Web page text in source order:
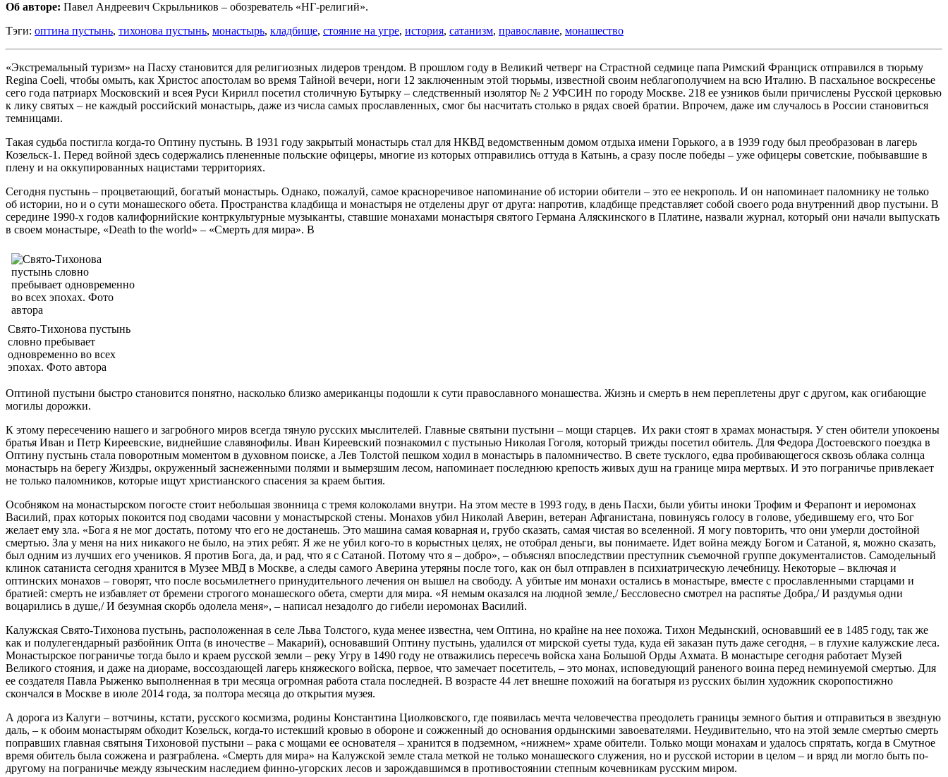
Об авторе: Павел Андреевич Скрыльников – обозреватель «НГ-религий».
Тэги: оптина пустынь, тихонова пустынь, монастырь, кладбище, стояние на угре, история, сатанизм, православие, монашество
«Экстремальный туризм» на Пасху становится для религиозных лидеров трендом. В прошлом году в Великий четверг на Страстной седмице папа Римский Франциск отправился в тюрьму
Regina Coeli, чтобы омыть, как Христос апостолам во время Тайной вечери, ноги 12 заключенным этой тюрьмы, известной своим неблагополучием на всю Италию. В пасхальное воскресенье
сего года патриарх Московский и всея Руси Кирилл посетил столичную Бутырку – следственный изолятор № 2 УФСИН по городу Москве. 218 ее узников были причислены Русской церковью
к лику святых – не каждый российский монастырь, даже из числа самых прославленных, смог бы насчитать столько в рядах своей братии. Впрочем, даже им случалось в России становиться
темницами.
Такая судьба постигла когда-то Оптину пустынь. В 1931 году закрытый монастырь стал для НКВД ведомственным домом отдыха имени Горького, а в 1939 году был преобразован в лагерь
Козельск-1. Перед войной здесь содержались плененные польские офицеры, многие из которых отправились оттуда в Катынь, а сразу после победы – уже офицеры советские, побывавшие в
плену и на оккупированных нацистами территориях.
Сегодня пустынь – процветающий, богатый монастырь. Однако, пожалуй, самое красноречивое напоминание об истории обители – это ее некрополь. И он напоминает паломнику не только
об истории, но и о сути монашеского обета. Пространства кладбища и монастыря не отделены друг от друга: напротив, кладбище представляет собой своего рода внутренний двор пустыни. В
середине 1990-х годов калифорнийские контркультурные музыканты, ставшие монахами монастыря святого Германа Аляскинского в Платине, назвали журнал, который они начали выпускать
в своем монастыре, «Death to the world» – «Смерть для мира». В
Свято-Тихонова пустынь
словно пребывает
одновременно во всех
эпохах. Фото автора
Оптиной пустыни быстро становится понятно, насколько близко американцы подошли к сути православного монашества. Жизнь и смерть в нем переплетены друг с другом, как огибающие
могилы дорожки.
К этому пересечению нашего и загробного миров всегда тянуло русских мыслителей. Главные святыни пустыни – мощи старцев. Их раки стоят в храмах монастыря. У стен обители упокоены
братья Иван и Петр Киреевские, виднейшие славянофилы. Иван Киреевский познакомил с пустынью Николая Гоголя, который трижды посетил обитель. Для Федора Достоевского поездка в
Оптину пустынь стала поворотным моментом в духовном поиске, а Лев Толстой пешком ходил в монастырь в паломничество. В свете тусклого, едва пробивающегося сквозь облака солнца
монастырь на берегу Жиздры, окруженный заснеженными полями и вымерзшим лесом, напоминает последнюю крепость живых душ на границе мира мертвых. И это пограничье привлекает
не только паломников, которые ищут христианского спасения за краем бытия.
Особняком на монастырском погосте стоит небольшая звонница с тремя колоколами внутри. На этом месте в 1993 году, в день Пасхи, были убиты иноки Трофим и Ферапонт и иеромонах
Василий, прах которых покоится под сводами часовни у монастырской стены. Монахов убил Николай Аверин, ветеран Афганистана, повинуясь голосу в голове, убедившему его, что Бог
желает ему зла. «Бога я не мог достать, потому что его не достанешь. Это машина самая коварная и, грубо сказать, самая чистая во вселенной. Я могу повторить, что они умерли достойной
смертью. Зла у меня на них никакого не было, на этих ребят. Я же не убил кого-то в корыстных целях, не отобрал деньги, вы понимаете. Идет война между Богом и Сатаной, я, можно сказать,
был одним из лучших его учеников. Я против Бога, да, и рад, что я с Сатаной. Потому что я – добро», – объяснял впоследствии преступник съемочной группе документалистов. Самодельный
клинок сатаниста сегодня хранится в Музее МВД в Москве, а следы самого Аверина утеряны после того, как он был отправлен в психиатрическую лечебницу. Некоторые – включая и
оптинских монахов – говорят, что после восьмилетнего принудительного лечения он вышел на свободу. А убитые им монахи остались в монастыре, вместе с прославленными старцами и
братией: смерть не избавляет от бремени строгого монашеского обета, смерти для мира. «Я немым оказался на людной земле,/ Бессловесно смотрел на распятье Добра,/ И раздумья одни
воцарились в душе,/ И безумная скорбь одолела меня», – написал незадолго до гибели иеромонах Василий.
Калужская Свято-Тихонова пустынь, расположенная в селе Льва Толстого, куда менее известна, чем Оптина, но крайне на нее похожа. Тихон Медынский, основавший ее в 1485 году, так же
как и полулегендарный разбойник Опта (в иночестве – Макарий), основавший Оптину пустынь, удалился от мирской суеты туда, куда ей заказан путь даже сегодня, – в глухие калужские леса.
Монастырское пограничье тогда было и краем русской земли – реку Угру в 1490 году не отважились пересечь войска хана Большой Орды Ахмата. В монастыре сегодня работает Музей
Великого стояния, и даже на диораме, воссоздающей лагерь княжеского войска, первое, что замечает посетитель, – это монах, исповедующий раненого воина перед неминуемой смертью. Для
ее создателя Павла Рыженко выполненная в три месяца огромная работа стала последней. В возрасте 44 лет внешне похожий на богатыря из русских былин художник скоропостижно
скончался в Москве в июле 2014 года, за полтора месяца до открытия музея.
А дорога из Калуги – вотчины, кстати, русского космизма, родины Константина Циолковского, где появилась мечта человечества преодолеть границы земного бытия и отправиться в звездную
даль, – к обоим монастырям обходит Козельск, когда-то истекший кровью в обороне и сожженный до основания ордынскими завоевателями. Неудивительно, что на этой земле смертью смерть
поправших главная святыня Тихоновой пустыни – рака с мощами ее основателя – хранится в подземном, «нижнем» храме обители. Только мощи монахам и удалось спрятать, когда в Смутное
время обитель была сожжена и разграблена. «Смерть для мира» на Калужской земле стала меткой не только монашеского служения, но и русской истории в целом – и вряд ли могло быть по-
другому на пограничье между языческим наследием финно-угорских лесов и зарождавшимся в противостоянии степным кочевникам русским миром.